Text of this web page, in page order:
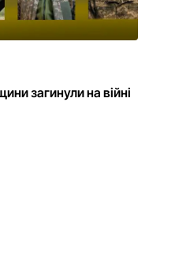
загинули на війні